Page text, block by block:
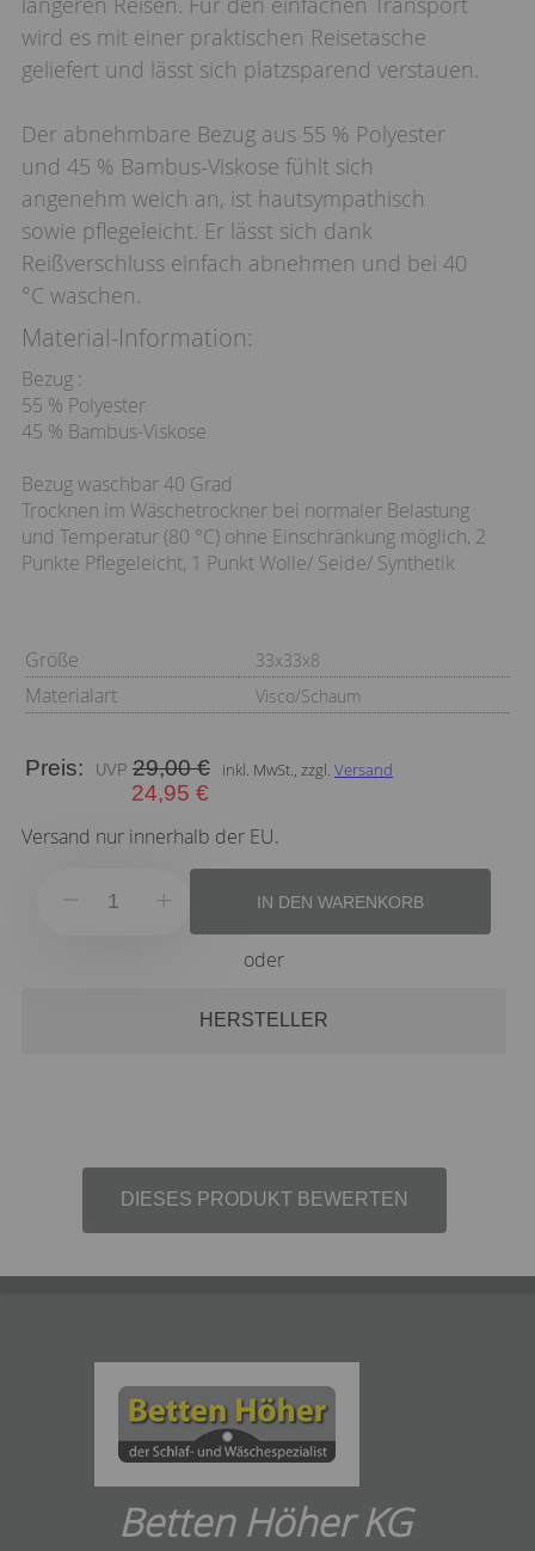
wird es mit einer praktischen Reisetasche
geliefert und lässt sich platzsparend verstauen.
Der abnehmbare Bezug aus 55 % Polyester
und 45 % Bambus-Viskose fühlt sich
angenehm weich an, ist hautsympathisch
sowie pflegeleicht. Er lässt sich dank
Reißverschluss einfach abnehmen und bei 40
°C waschen.
Material-Information:
Bezug :
55 % Polyester
45 % Bambus-Viskose
Bezug waschbar 40 Grad
Trocknen im Wäschetrockner bei normaler Belastung
und Temperatur (80 °C) ohne Einschränkung möglich, 2
Punkte Pflegeleicht, 1 Punkt Wolle/ Seide/ Synthetik
Größe 33x33x8
Materialart Visco/Schaum
Preis:
29,00 €
24,95 €
inkl. MwSt., zzgl. Versand
Versand nur innerhalb der EU.
IN DEN WARENKORB
oder
HERSTELLER
DIESES PRODUKT BEWERTEN
Betten Höher KG